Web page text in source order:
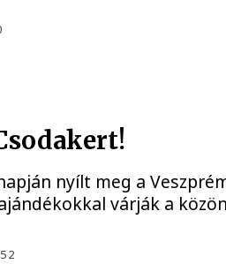
nyílt meg a
várják a